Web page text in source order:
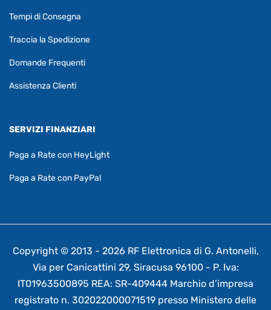
Tempi di Consegna
Traccia la Spedizione
Domande Frequenti
Assistenza Clienti
SERVIZI FINANZIARI
Paga a Rate con HeyLight
Paga a Rate con PayPal
Copyright © 2013 - 2026 RF Elettronica di G. Antonelli,
Via per Canicattini 29, Siracusa 96100 - P. Iva:
IT01963500895 REA: SR-409444 Marchio d’impresa
registrato n. 302022000071519 presso Ministero delle